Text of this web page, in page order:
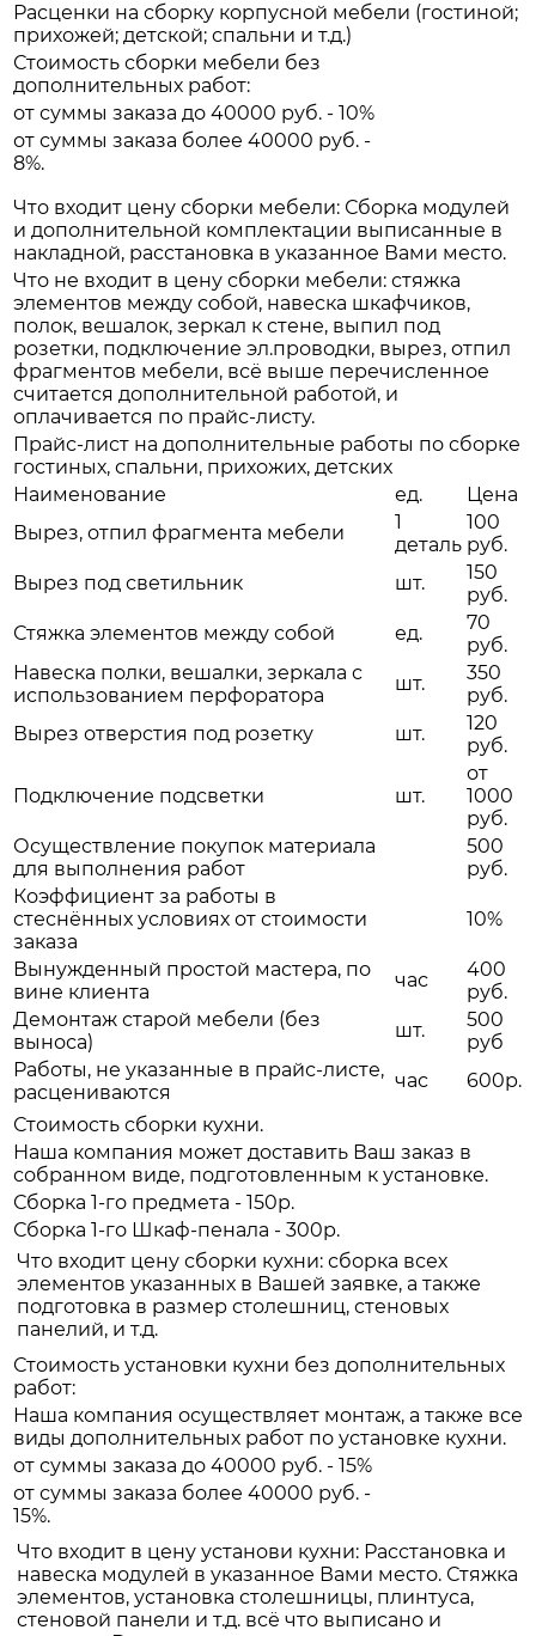
Расценки на сборку корпусной мебели (гостиной;
прихожей; детской; спальни и т.д.)
Стоимость сборки мебели без
дополнительных работ:
от суммы заказа до 40000 руб. - 10%
от суммы заказа более 40000 руб. -
8%.
Что входит цену сборки мебели: Сборка модулей
и дополнительной комплектации выписанные в
накладной, расстановка в указанное Вами место.
Что не входит в цену сборки мебели: стяжка
элементов между собой, навеска шкафчиков,
полок, вешалок, зеркал к стене, выпил под
розетки, подключение эл.проводки, вырез, отпил
фрагментов мебели, всё выше перечисленное
считается дополнительной работой, и
оплачивается по прайс-листу.
Прайс-лист на дополнительные работы по сборке
гостиных, спальни, прихожих, детских
Наименование
ед.
Цена
Вырез, отпил фрагмента мебели
1
деталь
100
руб.
Вырез под светильник
шт.
150
руб.
Стяжка элементов между собой
ед.
70
руб.
Навеска полки, вешалки, зеркала с
использованием перфоратора
шт.
350
руб.
Вырез отверстия под розетку
шт.
120
руб.
Подключение подсветки шт.
от
1000
руб.
Осуществление покупок материала
для выполнения работ
500
руб.
Коэффициент за работы в
стеснённых условиях от стоимости
заказа
10%
Вынужденный простой мастера, по
вине клиента
час
400
руб.
Демонтаж старой мебели (без
выноса)
шт.
500
руб
Работы, не указанные в прайс-листе,
расцениваются
час
600р.
Стоимость сборки кухни.
Наша компания может доставить Ваш заказ в
собранном виде, подготовленным к установке.
Сборка 1-го предмета - 150р.
Сборка 1-го Шкаф-пенала - 300р.
Что входит цену сборки кухни: сборка всех
элементов указанных в Вашей заявке, а также
подготовка в размер столешниц, стеновых
панелий, и т.д.
Стоимость установки кухни без дополнительных
работ:
Наша компания осуществляет монтаж, а также все
виды дополнительных работ по установке кухни.
от суммы заказа до 40000 руб. - 15%
от суммы заказа более 40000 руб. -
15%.
Что входит в цену установи кухни: Расстановка и
навеска модулей в указанное Вами место. Стяжка
элементов, установка столешницы, плинтуса,
стеновой панели и т.д. всё что выписано и